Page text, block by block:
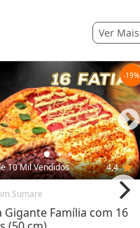
Ver Mais
-19%
10 Mil Vendidos 4,4 star
Sumare
Gigante Família com 16